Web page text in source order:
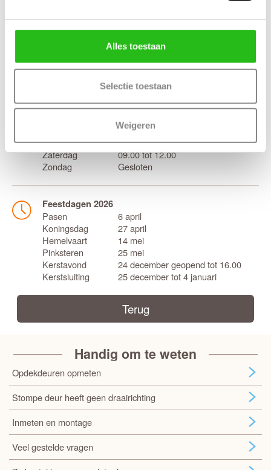
Alles toestaan
Selectie toestaan
Weigeren
Openingstijden showroom
Maandag
09.00 tot 12.30
13.00 tot 17.00
13.00 tot 17.00
09.00 tot 12.30
Donderdag
09.00 tot 12.30
13.00 tot 17.00
09.00 tot 12.30
13.00 tot 16.00
Zaterdag
09.00 tot 12.00
Zondag
Gesloten
Feestdagen 2026
Pasen
6 april
Koningsdag
27 april
Hemelvaart
14 mei
Pinksteren
25 mei
Kerstavond
24 december geopend tot 16.00
Kerstsluiting
25 december tot 4 januari
Terug
Handig om te weten
Opdekdeuren opmeten
Stompe deur heeft geen draairichting
Inmeten en montage
Veel gestelde vragen